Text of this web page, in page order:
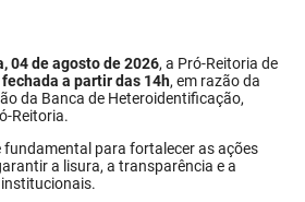
04 de agosto de 2026, a Pró-Reitoria de
fechada a partir das 14h, em razão da
da Banca de Heteroidentificação,
Reitoria.
para fortalecer as ações
a lisura, a transparência e a